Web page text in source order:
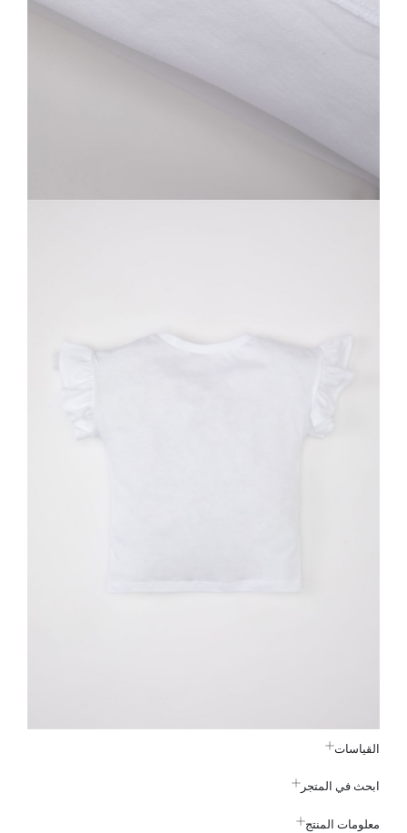
القياسات
ابحث في المتجر
معلومات المنتج